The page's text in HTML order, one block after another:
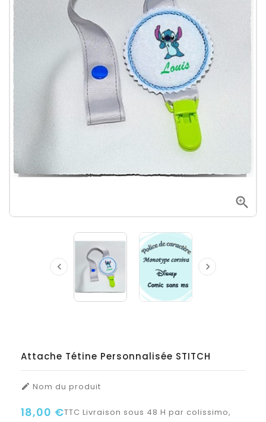

 
Attache Tétine Personnalisée STITCH
 Nom du produit
18,00 €TTC Livraison sous 48 H par colissimo,